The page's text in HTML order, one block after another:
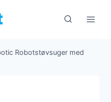
Robotstøvsuger med